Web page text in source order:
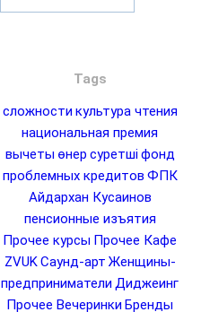
Tags
сложности культура чтения
национальная премия
вычеты өнер суретшіфонд
проблемных кредитов ФПК
Айдархан Кусаинов
пенсионные изъятия
Прочее курсы Прочее Кафе
ZVUKСаунд-арт Женщины-
предприниматели Диджеинг
Прочее Вечеринки Бренды